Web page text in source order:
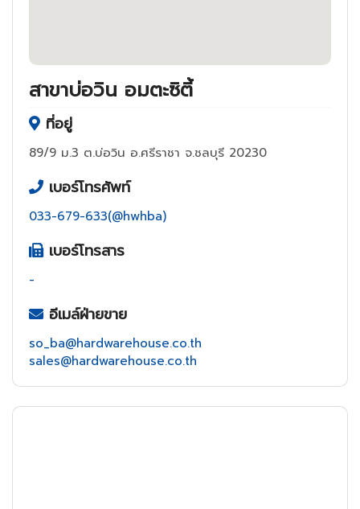
สาขาบ่อวิน อมตะซิตี้
ที่อยู่
89/9 ม.3 ต.บ่อวิน อ.ศรีราชา จ.ชลบุรี 20230
เบอร์โทรศัพท์
033-679-633(@hwhba)
เบอร์โทรสาร
-
อีเมล์ฝ่ายขาย
so_ba@hardwarehouse.co.th
sales@hardwarehouse.co.th